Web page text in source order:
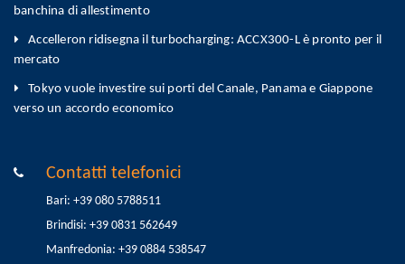
banchina di allestimento
Accelleron ridisegna il turbocharging: ACCX300-L è pronto per il
mercato
Tokyo vuole investire sui porti del Canale, Panama e Giappone
verso un accordo economico
Contatti telefonici
Bari: +39 080 5788511
Brindisi: +39 0831 562649
Manfredonia: +39 0884 538547